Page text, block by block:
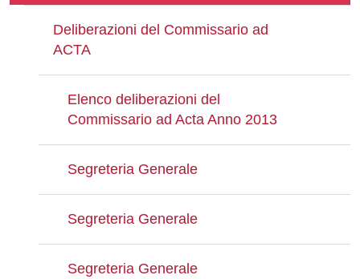
Deliberazioni del Commissario ad
ACTA
Elenco deliberazioni del
Commissario ad Acta Anno 2013
Segreteria Generale
Segreteria Generale
Segreteria Generale